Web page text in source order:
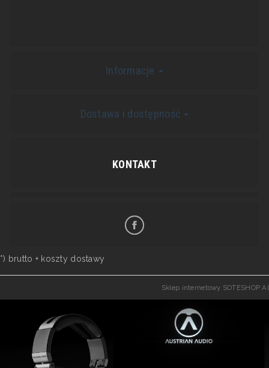
Informacje
Dostawa i dostępność
KONTAKT
*) brutto + koszty dostawy
Sklep internetowy SOTESHOP AI